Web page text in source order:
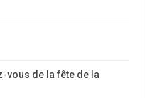
vous de la fête de la